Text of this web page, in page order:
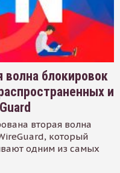
волна блокировок
и
вторая волна
который
одним из самых